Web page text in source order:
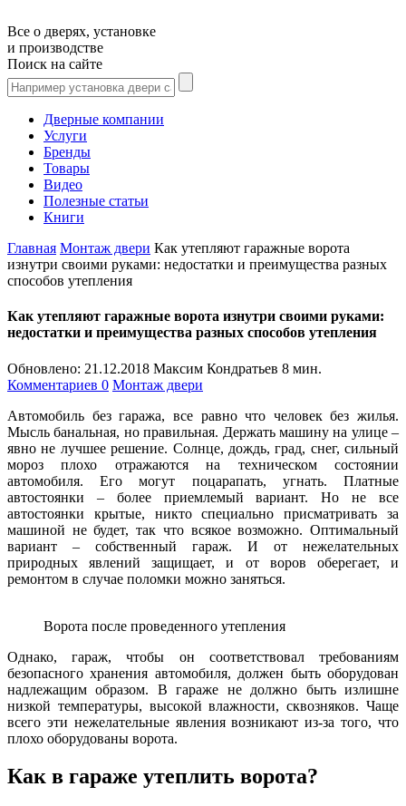
Все о дверях, установке
и производстве
Поиск на сайте
Дверные компании
Услуги
Бренды
Товары
Видео
Полезные статьи
Книги
Главная Монтаж двери Как утепляют гаражные ворота
изнутри своими руками: недостатки и преимущества разных
способов утепления
Как утепляют гаражные ворота изнутри своими руками:
недостатки и преимущества разных способов утепления
Обновлено: 21.12.2018 Максим Кондратьев 8 мин.
Комментариев 0 Монтаж двери
Автомобиль без гаража, все равно что человек без жилья.
Мысль банальная, но правильная. Держать машину на улице –
явно не лучшее решение. Солнце, дождь, град, снег, сильный
мороз плохо отражаются на техническом состоянии
автомобиля. Его могут поцарапать, угнать. Платные
автостоянки – более приемлемый вариант. Но не все
автостоянки крытые, никто специально присматривать за
машиной не будет, так что всякое возможно. Оптимальный
вариант – собственный гараж. И от нежелательных
природных явлений защищает, и от воров оберегает, и
ремонтом в случае поломки можно заняться.
Ворота после проведенного утепления
Однако, гараж, чтобы он соответствовал требованиям
безопасного хранения автомобиля, должен быть оборудован
надлежащим образом. В гараже не должно быть излишне
низкой температуры, высокой влажности, сквозняков. Чаще
всего эти нежелательные явления возникают из-за того, что
плохо оборудованы ворота.
Как в гараже утеплить ворота?